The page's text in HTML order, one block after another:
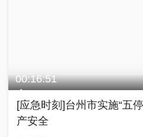
00:16:51
[应急时刻]台州市实施“五
产安全